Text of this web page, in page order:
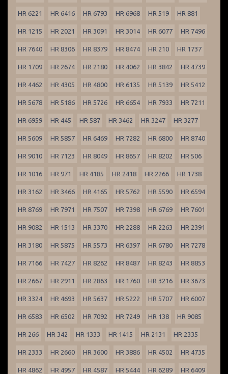
HR 6221 HR 6416 HR 6793 HR 6968 HR 519 HR 881
HR 1215 HR 2021 HR 3091 HR 3014 HR 6077 HR 7496
HR 7640 HR 8306 HR 8379 HR 8474 HR 210 HR 1737
HR 1709 HR 2674 HR 2180 HR 4062 HR 3842 HR 4739
HR 4462 HR 4305 HR 4800 HR 6135 HR 5139 HR 5412
HR 5678 HR 5186 HR 5726 HR 6654 HR 7933 HR 7211
HR 6959 HR 445 HR 587 HR 3462 HR 3247 HR 3277
HR 5609 HR 5857 HR 6469 HR 7282 HR 6800 HR 8740
HR 9010 HR 7123 HR 8049 HR 8657 HR 8202 HR 506
HR 1016 HR 971 HR 4185 HR 2418 HR 2266 HR 1738
HR 3162 HR 3466 HR 4165 HR 5762 HR 5590 HR 6594
HR 8769 HR 7971 HR 7507 HR 7398 HR 6769 HR 7601
HR 9082 HR 1513 HR 3370 HR 2288 HR 2263 HR 2391
HR 3180 HR 5875 HR 5573 HR 6397 HR 6780 HR 7278
HR 7166 HR 7427 HR 8262 HR 8487 HR 8243 HR 8853
HR 2667 HR 2911 HR 2863 HR 1760 HR 3216 HR 3673
HR 3324 HR 4693 HR 5637 HR 5222 HR 5707 HR 6007
HR 6583 HR 6502 HR 7092 HR 7249 HR 138 HR 9085
HR 266 HR 342 HR 1333 HR 1415 HR 2131 HR 2335
HR 2333 HR 2660 HR 3600 HR 3886 HR 4502 HR 4735
HR 4862 HR 4957 HR 4587 HR 5444 HR 6289 HR 6409